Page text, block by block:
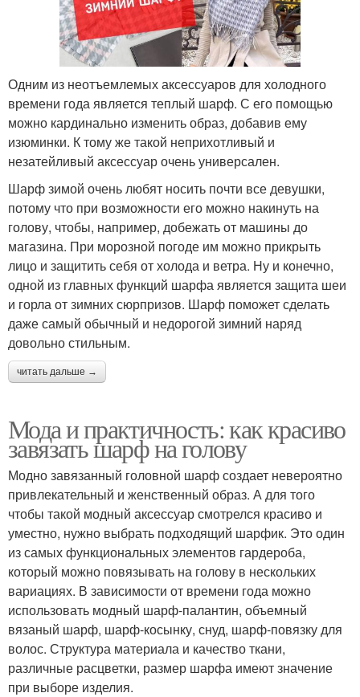
Одним из неотъемлемых аксессуаров для холодного
времени года является теплый шарф. С его помощью
можно кардинально изменить образ, добавив ему
изюминки. К тому же такой неприхотливый и
незатейливый аксессуар очень универсален.
Шарф зимой очень любят носить почти все девушки,
потому что при возможности его можно накинуть на
голову, чтобы, например, добежать от машины до
магазина. При морозной погоде им можно прикрыть
лицо и защитить себя от холода и ветра. Ну и конечно,
одной из главных функций шарфа является защита шеи
и горла от зимних сюрпризов. Шарф поможет сделать
даже самый обычный и недорогой зимний наряд
довольно стильным.
читать дальше →
Мода и практичность: как красиво
завязать шарф на голову
Модно завязанный головной шарф создает невероятно
привлекательный и женственный образ. А для того
чтобы такой модный аксессуар смотрелся красиво и
уместно, нужно выбрать подходящий шарфик. Это один
из самых функциональных элементов гардероба,
который можно повязывать на голову в нескольких
вариациях. В зависимости от времени года можно
использовать модный шарф-палантин, объемный
вязаный шарф, шарф-косынку, снуд, шарф-повязку для
волос. Структура материала и качество ткани,
различные расцветки, размер шарфа имеют значение
при выборе изделия.